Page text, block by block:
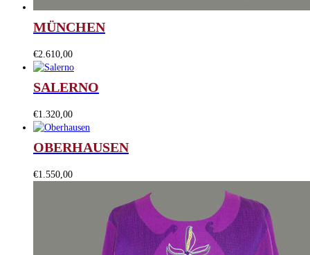
MÜNCHEN
€2.610,00
SALERNO
€1.320,00
OBERHAUSEN
€1.550,00